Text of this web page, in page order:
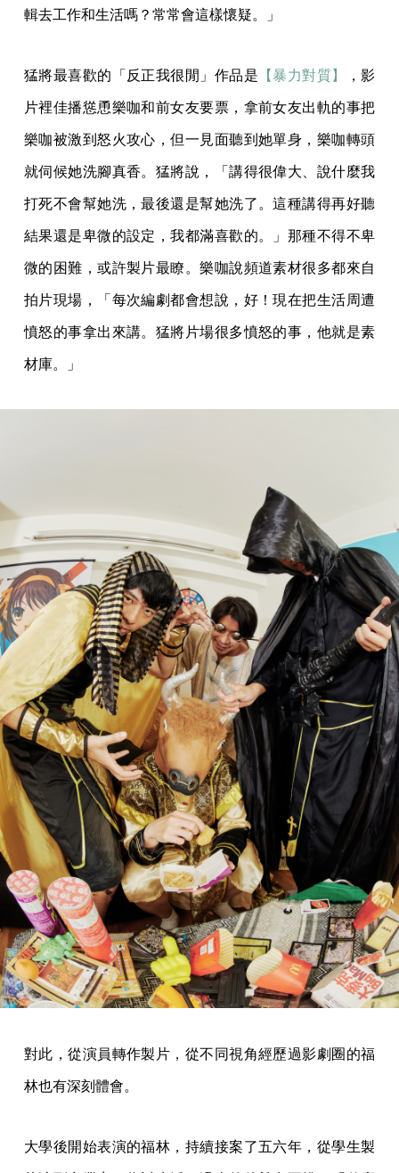
輯去工作和生活嗎？常常會這樣懷疑。」
猛將最喜歡的「反正我很閒」作品是 【暴力對質】 ，影
片裡佳播慫恿樂咖和前女友要票，拿前女友出軌的事把
樂咖被激到怒火攻心，但一見面聽到她單身，樂咖轉頭
就伺候她洗腳真香。猛將說，「講得很偉大、說什麼我
打死不會幫她洗，最後還是幫她洗了。這種講得再好聽
結果還是卑微的設定，我都滿喜歡的。」那種不得不卑
微的困難，或許製片最瞭。樂咖說頻道素材很多都來自
拍片現場，「每次編劇都會想說，好！現在把生活周遭
憤怒的事拿出來講。猛將片場很多憤怒的事，他就是素
材庫。」
對此，從演員轉作製片，從不同視角經歷過影劇圈的福
林也有深刻體會。
大學後開始表演的福林，持續接案了五六年，從學生製